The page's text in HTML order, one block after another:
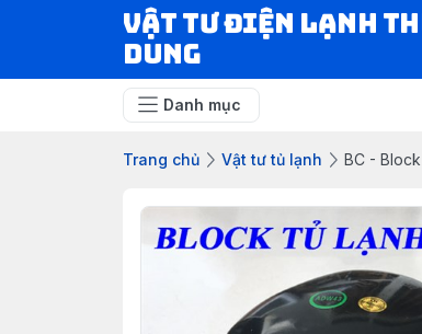
VẬT TƯ ĐIỆN LẠNH
DUNG
Danh mục
Trang chủ Vật tư tủ lạnh BC - Block